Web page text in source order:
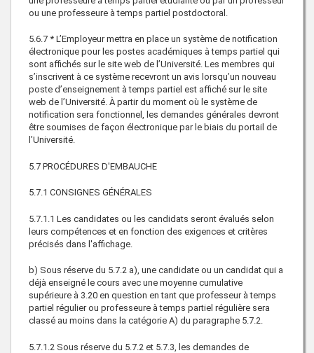
ou une professeure à temps partiel postdoctoral.
5.6.7 * L’Employeur mettra en place un système de notification
électronique pour les postes académiques à temps partiel qui
sont affichés sur le site web de l’Université. Les membres qui
s’inscrivent à ce système recevront un avis lorsqu’un nouveau
poste d’enseignement à temps partiel est affiché sur le site
web de l’Université. À partir du moment où le système de
notification sera fonctionnel, les demandes générales devront
être soumises de façon électronique par le biais du portail de
l’Université.
5.7 PROCÉDURES D'EMBAUCHE
5.7.1 CONSIGNES GÉNÉRALES
5.7.1.1 Les candidates ou les candidats seront évalués selon
leurs compétences et en fonction des exigences et critères
précisés dans l'affichage.
b) Sous réserve du 5.7.2 a), une candidate ou un candidat qui a
déjà enseigné le cours avec une moyenne cumulative
supérieure à 3.20 en question en tant que professeur à temps
partiel régulier ou professeure à temps partiel régulière sera
classé au moins dans la catégorie A) du paragraphe 5.7.2.
5.7.1.2 Sous réserve du 5.7.2 et 5.7.3, les demandes de